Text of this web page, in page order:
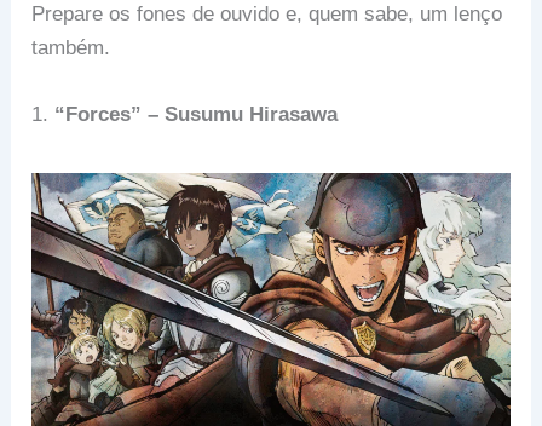
Prepare os fones de ouvido e, quem sabe, um lenço
também.
1. “Forces” – Susumu Hirasawa